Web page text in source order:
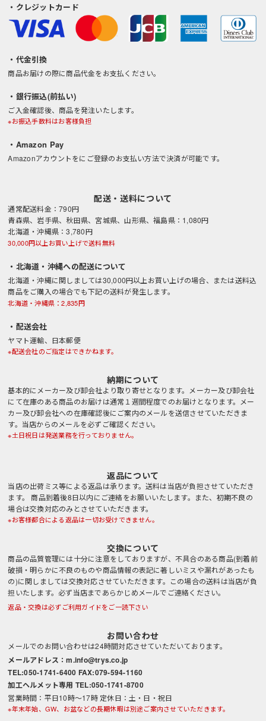
・クレジットカード
・代金引換
商品お届けの際に商品代金をお支払ください。
・銀行振込(前払い)
ご入金確認後、商品を発注いたします。
※お振込手数料はお客様負担
・Amazon Pay
Amazonアカウントをにご登録のお支払い方法で決済が可能です。
配送・送料について
通常配送料金：790円
青森県、岩手県、秋田県、宮城県、山形県、福島県：1,080円
北海道・沖縄県：3,780円
30,000円以上お買い上げで送料無料
・北海道・沖縄への配送について
北海道・沖縄に関しましては30,000円以上お買い上げの場合、または送料込
商品をご購入の場合でも下記の送料が発生します。
北海道・沖縄県：2,835円
・配送会社
ヤマト運輸、日本郵便
※配送会社のご指定はできかねます。
納期について
基本的にメーカー及び卸会社より取り寄せとなります。メーカー及び卸会社
にて在庫のある商品のお届けは通常１週間程度でのお届けとなります。メー
カー及び卸会社への在庫確認後にご案内のメールを送信させていただきま
す。当店からのメールを必ずご確認ください。
※土日祝日は発送業務を行っておりません。
返品について
当店の出荷ミス等による返品は承ります。送料は当店が負担させていただき
ます。 商品到着後8日以内にご連絡をお願いいたします。また、初期不良の
場合は交換対応のみとさせていただきます。
※お客様都合による返品は一切お受けできません。
交換について
商品の品質管理には十分に注意をしておりますが、不具合のある商品(到着前
破損・明らかに不良のものや商品情報の表記に著しいミスや漏れがあったも
の)に関しましては交換対応させていただきます。この場合の送料は当店が負
担いたします。必ず当店まであらかじめメールでご連絡ください。
返品・交換は必ずご利用ガイドをご一読下さい
お問い合わせ
メールでのお問い合わせは24時間対応させていただいております。
メールアドレス：m.info@trys.co.jp
TEL:050-1741-6400 FAX:079-594-1160
加工ヘルメット専用 TEL:050-1741-8700
営業時間：平日10時～17時 定休日：土・日・祝日
※年末年始、GW、お盆などの長期休暇は別途ご案内させていただきます。